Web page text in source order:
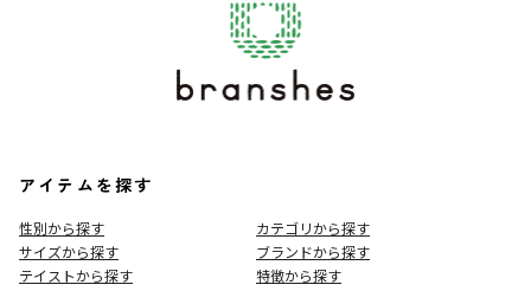
アイテムを探す
性別から探す
カテゴリから探す
サイズから探す
ブランドから探す
テイストから探す
特徴から探す